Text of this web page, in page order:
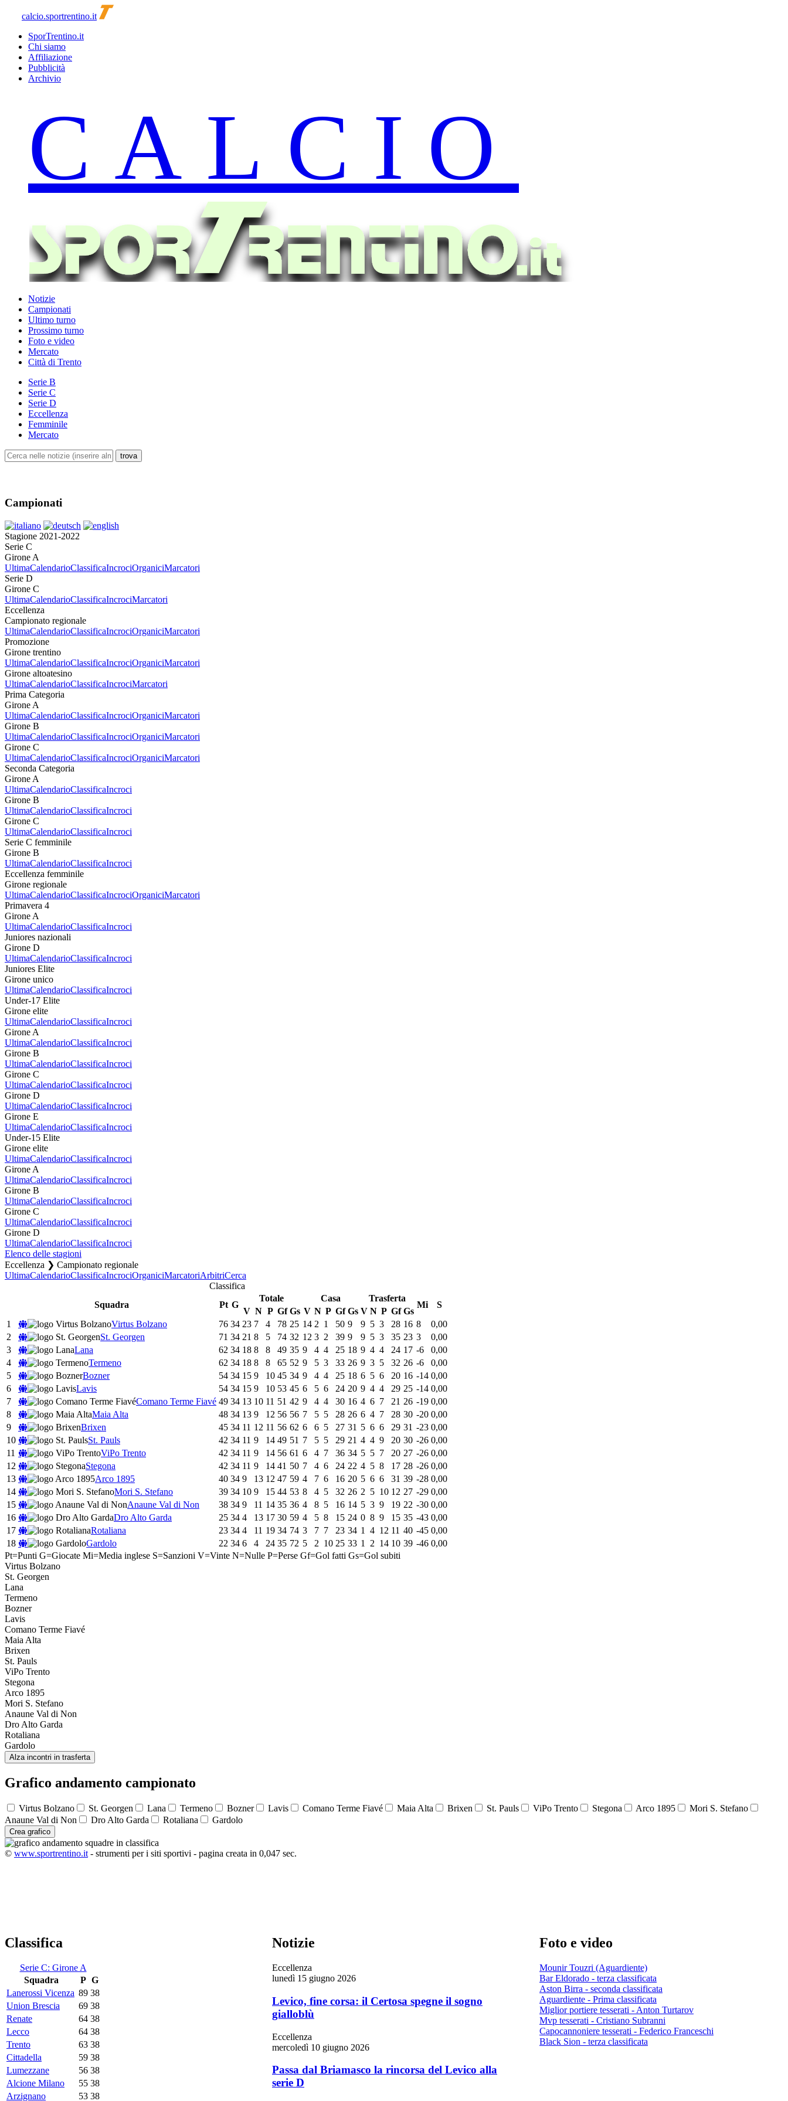
calcio.sportrentino.it
SporTrentino.it
Chi siamo
Affiliazione
Pubblicità
Archivio
Notizie
Campionati
Ultimo turno
Prossimo turno
Foto e video
Mercato
Città di Trento
Serie B
Serie C
Serie D
Eccellenza
Femminile
Mercato
Campionati
Stagione 2021-2022
Serie C
Girone A
UltimaCalendarioClassificaIncrociOrganiciMarcatori
Serie D
Girone C
UltimaCalendarioClassificaIncrociMarcatori
Eccellenza
Campionato regionale
UltimaCalendarioClassificaIncrociOrganiciMarcatori
Promozione
Girone trentino
UltimaCalendarioClassificaIncrociOrganiciMarcatori
Girone altoatesino
UltimaCalendarioClassificaIncrociMarcatori
Prima Categoria
Girone A
UltimaCalendarioClassificaIncrociOrganiciMarcatori
Girone B
UltimaCalendarioClassificaIncrociOrganiciMarcatori
Girone C
UltimaCalendarioClassificaIncrociOrganiciMarcatori
Seconda Categoria
Girone A
UltimaCalendarioClassificaIncroci
Girone B
UltimaCalendarioClassificaIncroci
Girone C
UltimaCalendarioClassificaIncroci
Serie C femminile
Girone B
UltimaCalendarioClassificaIncroci
Eccellenza femminile
Girone regionale
UltimaCalendarioClassificaIncrociOrganiciMarcatori
Primavera 4
Girone A
UltimaCalendarioClassificaIncroci
Juniores nazionali
Girone D
UltimaCalendarioClassificaIncroci
Juniores Elite
Girone unico
UltimaCalendarioClassificaIncroci
Under-17 Elite
Girone elite
UltimaCalendarioClassificaIncroci
Girone A
UltimaCalendarioClassificaIncroci
Girone B
UltimaCalendarioClassificaIncroci
Girone C
UltimaCalendarioClassificaIncroci
Girone D
UltimaCalendarioClassificaIncroci
Girone E
UltimaCalendarioClassificaIncroci
Under-15 Elite
Girone elite
UltimaCalendarioClassificaIncroci
Girone A
UltimaCalendarioClassificaIncroci
Girone B
UltimaCalendarioClassificaIncroci
Girone C
UltimaCalendarioClassificaIncroci
Girone D
UltimaCalendarioClassificaIncroci
Elenco delle stagioni
Eccellenza ❯ Campionato regionale
UltimaCalendarioClassificaIncrociOrganiciMarcatoriArbitriCerca
Classifica
Squadra
Pt G
Totale Casa Trasferta
Mi S
V N P Gf Gs V N P Gf Gs V N P Gf Gs
1
Virtus Bolzano 76 34 23 7 4 78 25 14 2 1 50 9 9 5 3 28 16 8
0,00
2
St. Georgen 71 34 21 8 5 74 32 12 3 2 39 9 9 5 3 35 23 3
0,00
3
Lana 62 34 18 8 8 49 35 9 4 4 25 18 9 4 4 24 17 -6
0,00
4
Termeno 62 34 18 8 8 65 52 9 5 3 33 26 9 3 5 32 26 -6
0,00
5
Bozner 54 34 15 9 10 45 34 9 4 4 25 18 6 5 6 20 16 -14 0,00
6
Lavis 54 34 15 9 10 53 45 6 5 6 24 20 9 4 4 29 25 -14 0,00
7
Comano Terme Fiavé 49 34 13 10 11 51 42 9 4 4 30 16 4 6 7 21 26 -19 0,00
8
Maia Alta 48 34 13 9 12 56 56 7 5 5 28 26 6 4 7 28 30 -20 0,00
9
Brixen 45 34 11 12 11 56 62 6 6 5 27 31 5 6 6 29 31 -23 0,00
10
St. Pauls 42 34 11 9 14 49 51 7 5 5 29 21 4 4 9 20 30 -26 0,00
11
ViPo Trento 42 34 11 9 14 56 61 6 4 7 36 34 5 5 7 20 27 -26 0,00
12
Stegona 42 34 11 9 14 41 50 7 4 6 24 22 4 5 8 17 28 -26 0,00
13
Arco 1895 40 34 9 13 12 47 59 4 7 6 16 20 5 6 6 31 39 -28 0,00
14
Mori S. Stefano 39 34 10 9 15 44 53 8 4 5 32 26 2 5 10 12 27 -29 0,00
15
Anaune Val di Non 38 34 9 11 14 35 36 4 8 5 16 14 5 3 9 19 22 -30 0,00
16
Dro Alto Garda 25 34 4 13 17 30 59 4 5 8 15 24 0 8 9 15 35 -43 0,00
17
Rotaliana 23 34 4 11 19 34 74 3 7 7 23 34 1 4 12 11 40 -45 0,00
18
Gardolo 22 34 6 4 24 35 72 5 2 10 25 33 1 2 14 10 39 -46 0,00
Pt=Punti G=Giocate Mi=Media inglese S=Sanzioni V=Vinte N=Nulle P=Perse Gf=Gol fatti Gs=Gol subiti
Virtus Bolzano
St. Georgen
Lana
Termeno
Bozner
Lavis
Comano Terme Fiavé
Maia Alta
Brixen
St. Pauls
ViPo Trento
Stegona
Arco 1895
Mori S. Stefano
Anaune Val di Non
Dro Alto Garda
Rotaliana
Gardolo
Alza incontri in trasferta
Grafico andamento campionato
Virtus Bolzano St. Georgen Lana Termeno Bozner Lavis Comano Terme Fiavé Maia Alta Brixen St. Pauls ViPo Trento Stegona Arco 1895
Mori S. Stefano
Anaune Val di Non
Dro Alto Garda Rotaliana Gardolo
Crea grafico
© www.sportrentino.it- strumenti per i siti sportivi - pagina creata in 0,047 sec.
Classifica
Serie C: Girone A
Squadra
P G
Lanerossi Vicenza 89 38
Union Brescia
69 38
Renate
64 38
Lecco
64 38
Trento
63 38
Cittadella
59 38
Lumezzane
56 38
Alcione Milano
55 38
Arzignano
53 38
Notizie
Eccellenza
lunedì 15 giugno 2026
Levico, fine corsa: il Certosa spegne il sogno
gialloblù
Eccellenza
mercoledì 10 giugno 2026
Passa dal Briamasco la rincorsa del Levico alla
serie D
Foto e video
Mounir Touzri (Aguardiente)
Bar Eldorado - terza classificata
Aston Birra - seconda classificata
Aguardiente - Prima classificata
Miglior portiere tesserati - Anton Turtarov
Mvp tesserati - Cristiano Subranni
Capocannoniere tesserati - Federico Franceschi
Black Sion - terza classificata